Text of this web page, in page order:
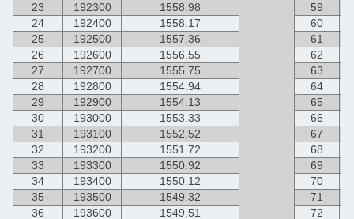
23
192300 1558.98 59
24
192400 1558.17 60
25
192500 1557.36 61
26
192600 1556.55 62
27
192700 1555.75 63
28
192800 1554.94 64
29
192900 1554.13 65
30
193000 1553.33 66
31
193100 1552.52 67
32
193200 1551.72 68
33
193300 1550.92 69
34
193400 1550.12 70
35
193500 1549.32 71
36
193600 1549.51 72